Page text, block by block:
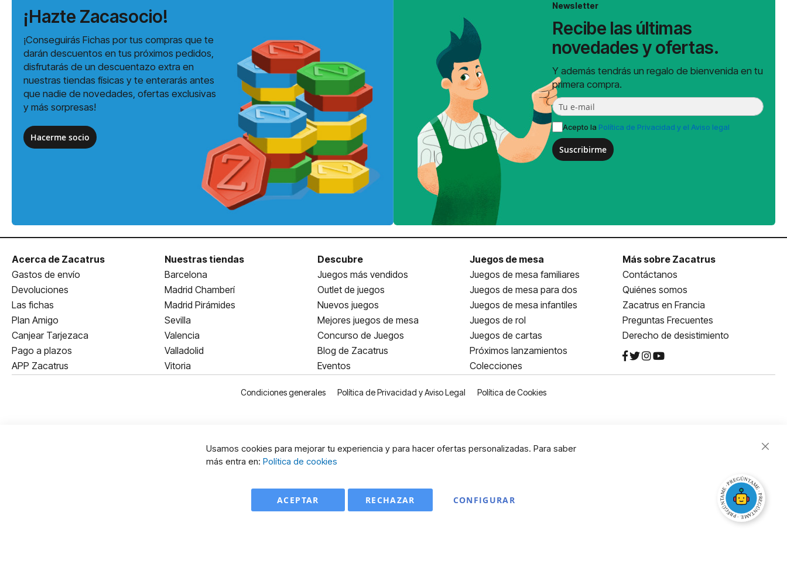
¡Hazte Zacasocio!
¡Conseguirás Fichas por tus compras que te
darán descuentos en tus próximos pedidos,
disfrutarás de un descuentazo extra en
nuestras tiendas físicas y te enterarás antes
que nadie de novedades, ofertas exclusivas
y más sorpresas!
Hacerme socio
Newsletter
Recibe las últimas
novedades y ofertas.
Y además tendrás un regalo de bienvenida en tu
primera compra.
Acepto la Política de Privacidad y el Aviso legal
Suscribirme
Acerca de Zacatrus
Gastos de envío
Devoluciones
Las fichas
Plan Amigo
Canjear Tarjezaca
Pago a plazos
APP Zacatrus
Nuestras tiendas
Barcelona
Madrid Chamberí
Madrid Pirámides
Sevilla
Valencia
Valladolid
Vitoria
Descubre
Juegos más vendidos
Outlet de juegos
Nuevos juegos
Mejores juegos de mesa
Concurso de Juegos
Blog de Zacatrus
Eventos
Juegos de mesa
Juegos de mesa familiares
Juegos de mesa para dos
Juegos de mesa infantiles
Juegos de rol
Juegos de cartas
Próximos lanzamientos
Colecciones
Más sobre Zacatrus
Contáctanos
Quiénes somos
Zacatrus en Francia
Preguntas Frecuentes
Derecho de desistimiento
Condiciones generales Política de Privacidad y Aviso Legal Política de Cookies
Usamos cookies para mejorar tu experiencia y para hacer ofertas personalizadas. Para saber
más entra en: Política de cookies
ACEPTAR CONFIGURAR
RECHAZAR